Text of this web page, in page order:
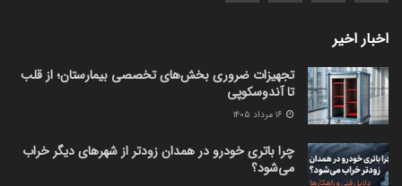
اخبار اخیر
تجهیزات ضروری بخش‌های تخصصی بیمارستان؛ از قلب
تا آندوسکوپی
چرا باتری خودرو در همدان زودتر از شهرهای دیگر خراب
می‌شود؟